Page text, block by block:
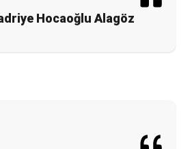
Hocaoğlu Alagöz